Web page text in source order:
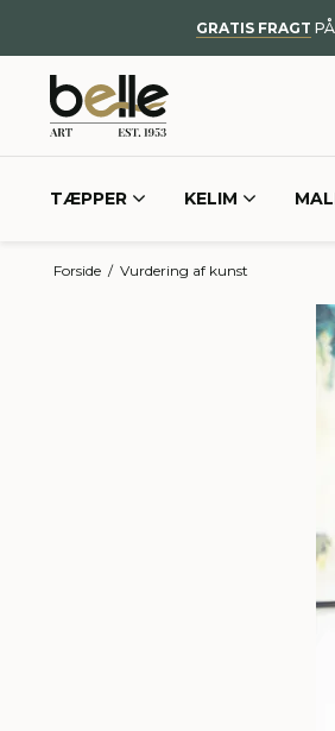
GRATIS FRAGT
TÆPPER KELIM
Forside / Vurdering af kunst